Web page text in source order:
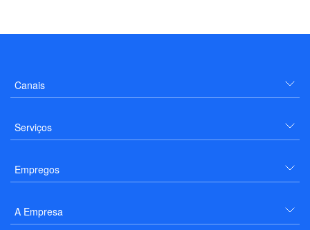
Canais
Serviços
Empregos
A Empresa